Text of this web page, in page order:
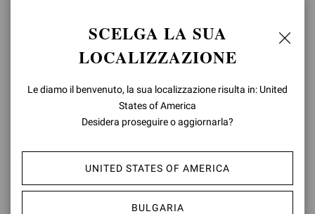
SCELGA LA SUA
LOCALIZZAZIONE
Le diamo il benvenuto, la sua localizzazione risulta in: United
States of America
Desidera proseguire o aggiornarla?
UNITED STATES OF AMERICA
BULGARIA